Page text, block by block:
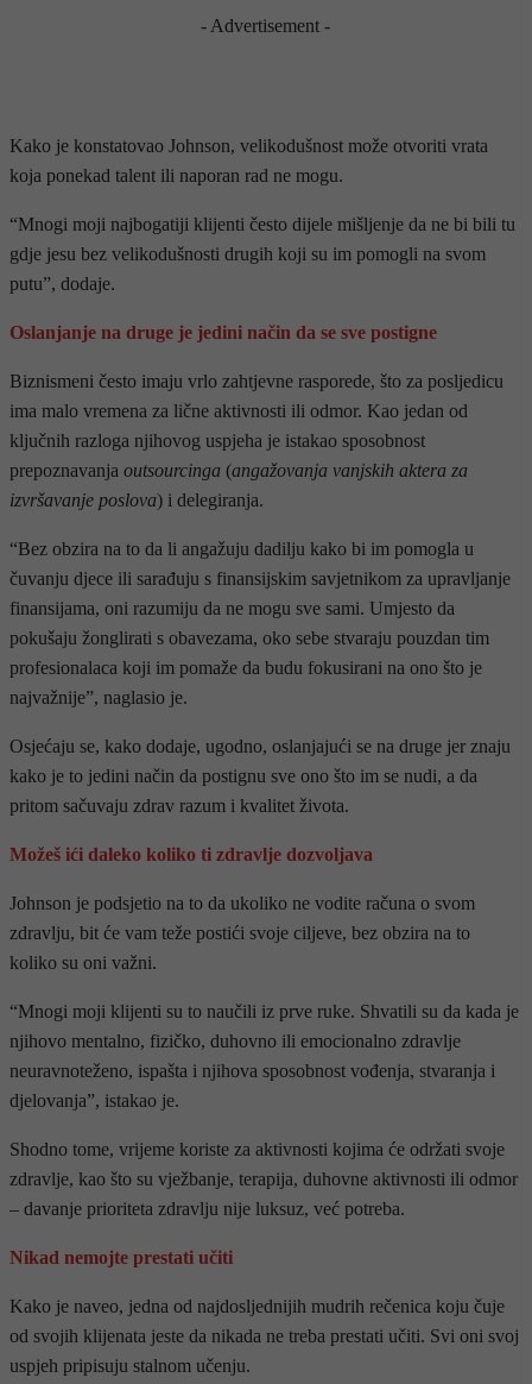
- Advertisement -
Kako je konstatovao Johnson, velikodušnost može otvoriti vrata
koja ponekad talent ili naporan rad ne mogu.
“Mnogi moji najbogatiji klijenti često dijele mišljenje da ne bi bili tu
gdje jesu bez velikodušnosti drugih koji su im pomogli na svom
putu”, dodaje.
Oslanjanje na druge je jedini način da se sve postigne
Biznismeni često imaju vrlo zahtjevne rasporede, što za posljedicu
ima malo vremena za lične aktivnosti ili odmor. Kao jedan od
ključnih razloga njihovog uspjeha je istakao sposobnost
prepoznavanja outsourcinga (angažovanja vanjskih aktera za
izvršavanje poslova) i delegiranja.
“Bez obzira na to da li angažuju dadilju kako bi im pomogla u
čuvanju djece ili sarađuju s finansijskim savjetnikom za upravljanje
finansijama, oni razumiju da ne mogu sve sami. Umjesto da
pokušaju žonglirati s obavezama, oko sebe stvaraju pouzdan tim
profesionalaca koji im pomaže da budu fokusirani na ono što je
najvažnije”, naglasio je.
Osjećaju se, kako dodaje, ugodno, oslanjajući se na druge jer znaju
kako je to jedini način da postignu sve ono što im se nudi, a da
pritom sačuvaju zdrav razum i kvalitet života.
Možeš ići daleko koliko ti zdravlje dozvoljava
Johnson je podsjetio na to da ukoliko ne vodite računa o svom
zdravlju, bit će vam teže postići svoje ciljeve, bez obzira na to
koliko su oni važni.
“Mnogi moji klijenti su to naučili iz prve ruke. Shvatili su da kada je
njihovo mentalno, fizičko, duhovno ili emocionalno zdravlje
neuravnoteženo, ispašta i njihova sposobnost vođenja, stvaranja i
djelovanja”, istakao je.
Shodno tome, vrijeme koriste za aktivnosti kojima će održati svoje
zdravlje, kao što su vježbanje, terapija, duhovne aktivnosti ili odmor
– davanje prioriteta zdravlju nije luksuz, već potreba.
Nikad nemojte prestati učiti
Kako je naveo, jedna od najdosljednijih mudrih rečenica koju čuje
od svojih klijenata jeste da nikada ne treba prestati učiti. Svi oni svoj
uspjeh pripisuju stalnom učenju.